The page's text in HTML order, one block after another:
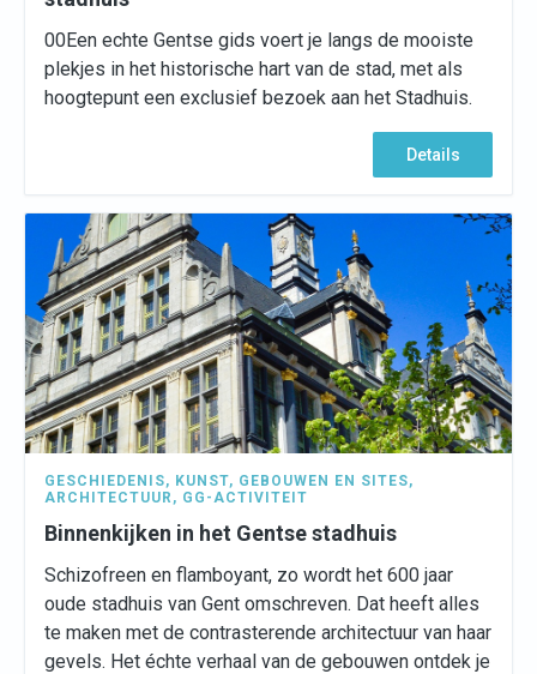
00Een echte Gentse gids voert je langs de mooiste
plekjes in het historische hart van de stad, met als
hoogtepunt een exclusief bezoek aan het Stadhuis.
Details
GESCHIEDENIS, KUNST, GEBOUWEN EN SITES,
ARCHITECTUUR , GG-ACTIVITEIT
Binnenkijken in het Gentse stadhuis
Schizofreen en flamboyant, zo wordt het 600 jaar
oude stadhuis van Gent omschreven. Dat heeft alles
te maken met de contrasterende architectuur van haar
gevels. Het échte verhaal van de gebouwen ontdek je